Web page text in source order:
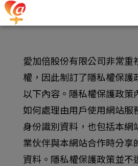
隱私權條款 | 917愛加倍
愛加倍股份有限公司非常重
權，因此制訂了隱私權保護
以下內容。隱私權保護政策
如何處理由用戶使用網站服
身份識別資料，也包括本網
業伙伴與本網站合作時分享
資料。隱私權保護政策並不